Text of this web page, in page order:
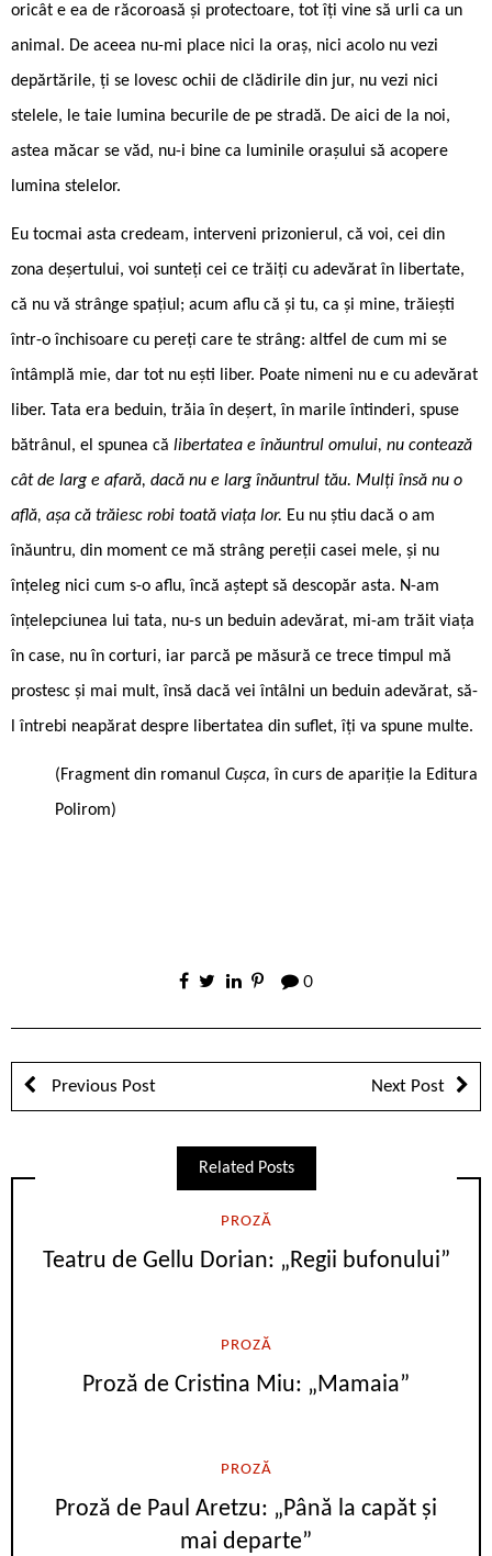
oricât e ea de răcoroasă și protectoare, tot îți vine să urli ca un
animal. De aceea nu-mi place nici la oraș, nici acolo nu vezi
depărtările, ți se lovesc ochii de clădirile din jur, nu vezi nici
stelele, le taie lumina becurile de pe stradă. De aici de la noi,
astea măcar se văd, nu-i bine ca luminile orașului să acopere
lumina stelelor.
Eu tocmai asta credeam, interveni prizonierul, că voi, cei din
zona deșertului, voi sunteți cei ce trăiți cu adevărat în libertate,
că nu vă strânge spațiul; acum aflu că și tu, ca și mine, trăiești
într-o închisoare cu pereți care te strâng: altfel de cum mi se
întâmplă mie, dar tot nu ești liber. Poate nimeni nu e cu adevărat
liber. Tata era beduin, trăia în deșert, în marile întinderi, spuse
bătrânul, el spunea că libertatea e înăuntrul omului, nu contează
cât de larg e afară, dacă nu e larg înăuntrul tău. Mulți însă nu o
află, așa că trăiesc robi toată viața lor. Eu nu știu dacă o am
înăuntru, din moment ce mă strâng pereții casei mele, și nu
înțeleg nici cum s-o aflu, încă aștept să descopăr asta. N-am
înțelepciunea lui tata, nu-s un beduin adevărat, mi-am trăit viața
în case, nu în corturi, iar parcă pe măsură ce trece timpul mă
prostesc și mai mult, însă dacă vei întâlni un beduin adevărat, să-
l întrebi neapărat despre libertatea din suflet, îți va spune multe.
(Fragment din romanul Cușca,în curs de apariție la Editura
Polirom)
0
Previous Post Next Post
Related Posts
PROZĂ
Teatru de Gellu Dorian: „Regii bufonului”
PROZĂ
Proză de Cristina Miu: „Mamaia”
PROZĂ
Proză de Paul Aretzu: „Până la capăt și
mai departe”